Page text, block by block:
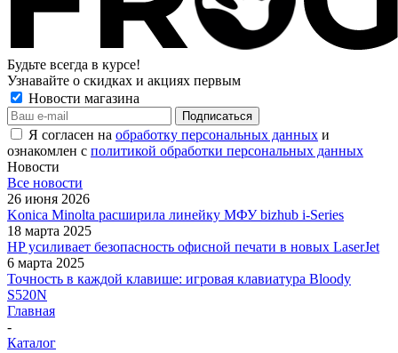
Будьте всегда в курсе!
Узнавайте о скидках и акциях первым
Новости магазина
Я согласен на обработку персональных данных и
ознакомлен с политикой обработки персональных данных
Новости
Все новости
26 июня 2026
Konica Minolta расширила линейку МФУ bizhub i-Series
18 марта 2025
HP усиливает безопасность офисной печати в новых LaserJet
6 марта 2025
Точность в каждой клавише: игровая клавиатура Bloody
S520N
Главная
-
Каталог